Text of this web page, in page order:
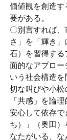
価値観を創造
要がある。
〇別言すれば
さ」を「輝き
石）を習得す
面的なアプロー
いう社会構造
切な叫びや小
「共感」を論
安心して依存で
ち）」（奥田
なたがいる、